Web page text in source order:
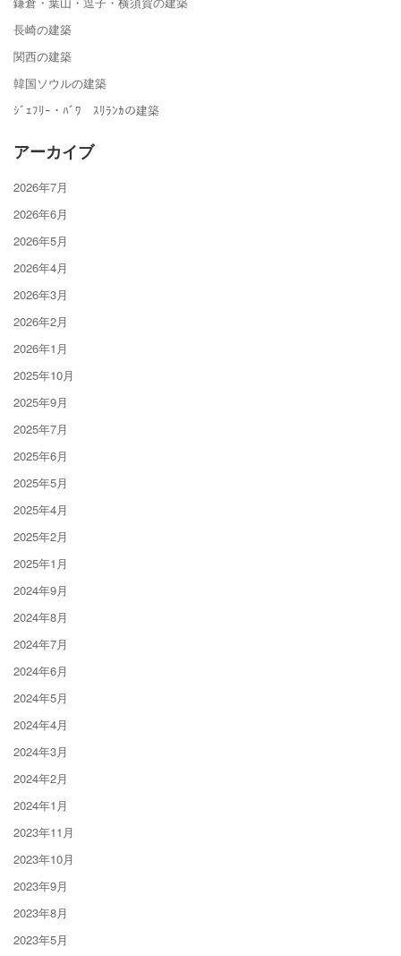
長崎の建築
関西の建築
韓国ソウルの建築
ｼﾞｪﾌﾘｰ・ﾊﾞﾜ ｽﾘﾗﾝｶの建築
アーカイブ
2026年7月
2026年6月
2026年5月
2026年4月
2026年3月
2026年2月
2026年1月
2025年10月
2025年9月
2025年7月
2025年6月
2025年5月
2025年4月
2025年2月
2025年1月
2024年9月
2024年8月
2024年7月
2024年6月
2024年5月
2024年4月
2024年3月
2024年2月
2024年1月
2023年11月
2023年10月
2023年9月
2023年8月
2023年5月